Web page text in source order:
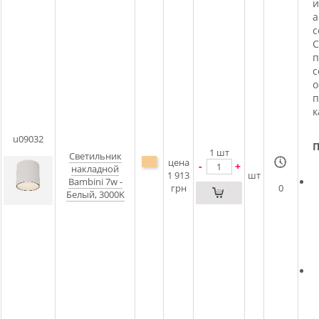
u09032
Светильник
накладной
Bambini 7w -
Белый, 3000K
цена
1 913
грн
1 шт
- +
шт
0